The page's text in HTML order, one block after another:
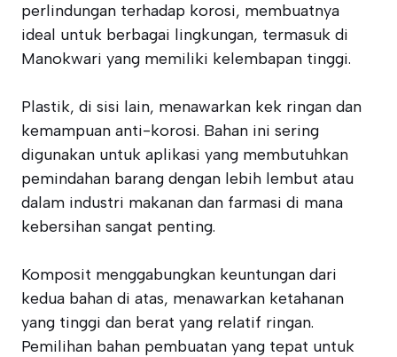
perlindungan terhadap korosi, membuatnya
ideal untuk berbagai lingkungan, termasuk di
Manokwari yang memiliki kelembapan tinggi.
Plastik, di sisi lain, menawarkan kek ringan dan
kemampuan anti-korosi. Bahan ini sering
digunakan untuk aplikasi yang membutuhkan
pemindahan barang dengan lebih lembut atau
dalam industri makanan dan farmasi di mana
kebersihan sangat penting.
Komposit menggabungkan keuntungan dari
kedua bahan di atas, menawarkan ketahanan
yang tinggi dan berat yang relatif ringan.
Pemilihan bahan pembuatan yang tepat untuk